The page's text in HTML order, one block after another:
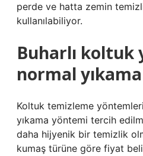
perde ve hatta zemin
kullanılabiliyor.
Buharlı koltuk
normal yıkama
Koltuk temizleme
yıkama yöntemi tercih
daha hijyenik bir temizlik
kumaş türüne göre fiyat